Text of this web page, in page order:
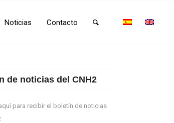
Noticias Contacto
de noticias del CNH2
para recibir el boletín de noticias